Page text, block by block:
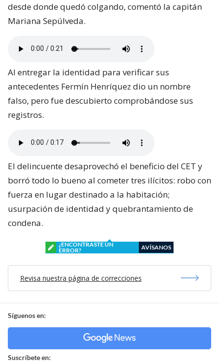
desde donde quedó colgando, comentó la capitán
Mariana Sepúlveda.
Al entregar la identidad para verificar sus
antecedentes Fermín Henríquez dio un nombre
falso, pero fue descubierto comprobándose sus
registros.
El delincuente desaprovechó el beneficio del CET y
borró todo lo bueno al cometer tres ilícitos: robo con
fuerza en lugar destinado a la habitación;
usurpación de identidad y quebrantamiento de
condena.
¿ENCONTRASTE UN
ERROR?
AVÍSANOS
Revisa nuestra página de correcciones
Síguenos en:
Suscríbete en: